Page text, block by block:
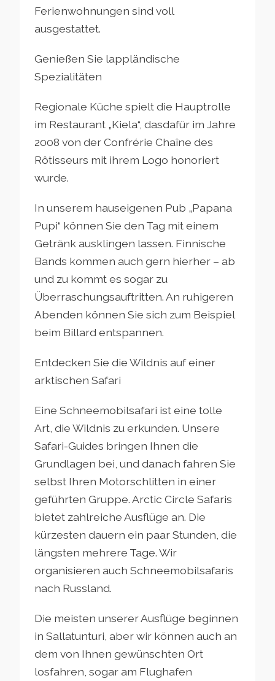
Ferienwohnungen sind voll
ausgestattet.
Genießen Sie lappländische
Spezialitäten
Regionale Küche spielt die Hauptrolle
im Restaurant „Kiela“, dasdafür im Jahre
2008 von der Confrérie Chaîne des
Rôtisseurs mit ihrem Logo honoriert
wurde.
In unserem hauseigenen Pub „Papana
Pupi“ können Sie den Tag mit einem
Getränk ausklingen lassen. Finnische
Bands kommen auch gern hierher – ab
und zu kommt es sogar zu
Überraschungsauftritten. An ruhigeren
Abenden können Sie sich zum Beispiel
beim Billard entspannen.
Entdecken Sie die Wildnis auf einer
arktischen Safari
Eine Schneemobilsafari ist eine tolle
Art, die Wildnis zu erkunden. Unsere
Safari-Guides bringen Ihnen die
Grundlagen bei, und danach fahren Sie
selbst Ihren Motorschlitten in einer
geführten Gruppe. Arctic Circle Safaris
bietet zahlreiche Ausflüge an. Die
kürzesten dauern ein paar Stunden, die
längsten mehrere Tage. Wir
organisieren auch Schneemobilsafaris
nach Russland.
Die meisten unserer Ausflüge beginnen
in Sallatunturi, aber wir können auch an
dem von Ihnen gewünschten Ort
losfahren, sogar am Flughafen